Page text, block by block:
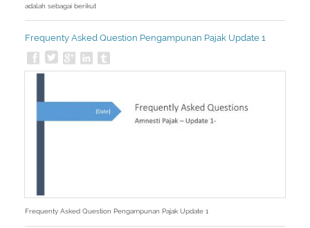
adalah sebagai berikut
Frequenty Asked Question Pengampunan Pajak Update 1
Frequenty Asked Question Pengampunan Pajak Update 1